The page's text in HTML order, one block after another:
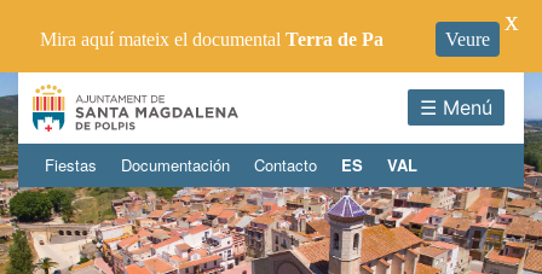
☰ Menú
Fiestas Documentación Contacto ES VAL
Mira aquí mateix el documental Terra de Pa Veure
X